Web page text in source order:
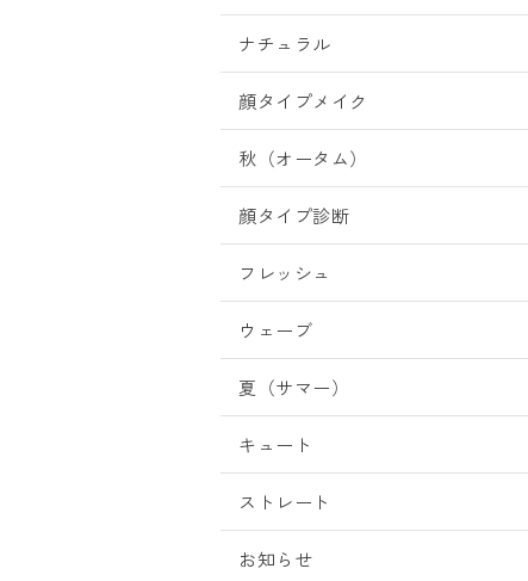
ナチュラル
顔タイプメイク
秋（オータム）
顔タイプ診断
フレッシュ
ウェーブ
夏（サマー）
キュート
ストレート
お知らせ